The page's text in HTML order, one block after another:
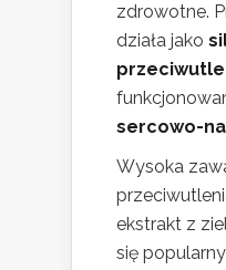
zdrowotne.
działa jako
sercowo-
Wysoka
ekstrakt z
się